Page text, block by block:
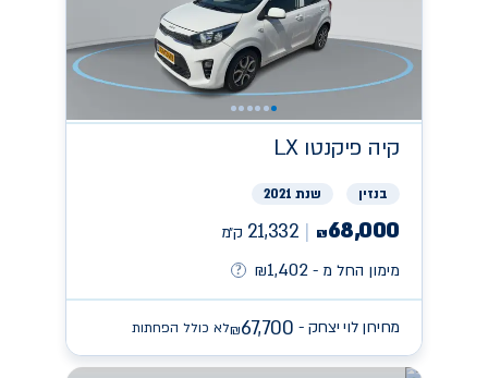
קיה פיקנטו LX
בנזין שנת 2021
₪68,000
21,332 ק״מ
מימון החל מ -
₪1,402
מחירון לוי יצחק - ₪67,700 לא כולל הפחתות